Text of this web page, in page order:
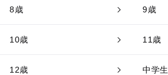
8歳 9歳
10歳 11歳
12歳 中学生